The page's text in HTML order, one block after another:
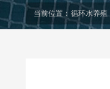
当前位置： 循环水养殖